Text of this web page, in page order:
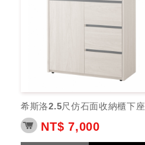
希斯洛2.5尺仿石面收納櫃下座
NT$ 7,000